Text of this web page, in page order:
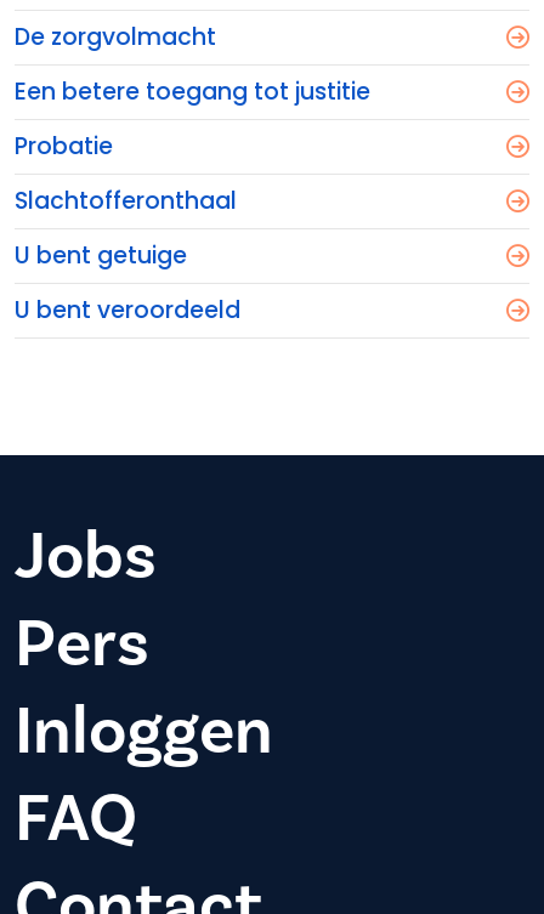
De zorgvolmacht
Een betere toegang tot justitie
Probatie
Slachtofferonthaal
U bent getuige
U bent veroordeeld
Jobs
Pers
Inloggen
FAQ